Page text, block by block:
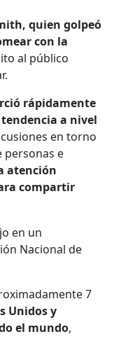
quien golpeó
con la
al público
rápidamente
a nivel
en torno
personas e
atención
compartir
en un
Nacional de
7
Unidos y
el mundo,